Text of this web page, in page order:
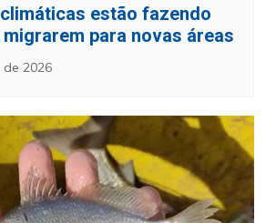
estão fazendo
para novas áreas
2026